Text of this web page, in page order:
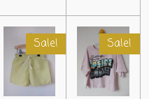
Sale! Sale!